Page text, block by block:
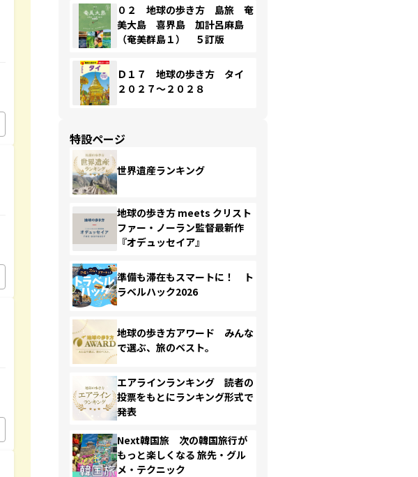
０２ 地球の歩き方 島旅 奄
美大島 喜界島 加計呂麻島
（奄美群島１） ５訂版
Ｄ１７ 地球の歩き方 タイ
２０２７～２０２８
特設ページ
世界遺産ランキング
地球の歩き方 meets クリスト
ファー・ノーラン監督最新作
『オデュッセイア』
準備も滞在もスマートに！ ト
ラベルハック2026
地球の歩き方アワード みんな
で選ぶ、旅のベスト。
エアラインランキング 読者の
投票をもとにランキング形式で
発表
Next韓国旅 次の韓国旅行が
もっと楽しくなる 旅先・グル
メ・テクニック